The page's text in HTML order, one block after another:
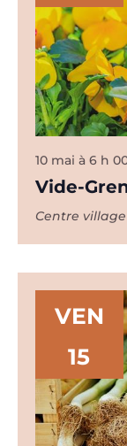
Vide-
10 mai à 6 h
Centre village
VEN
15